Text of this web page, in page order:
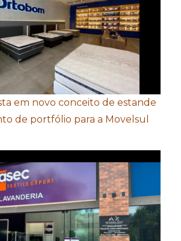
em novo conceito de estande
de portfólio para a Movelsul